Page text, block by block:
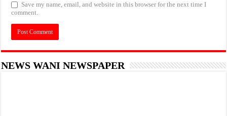
Save my name, email, and website in this browser for the next time I
comment.
NEWS WANI NEWSPAPER